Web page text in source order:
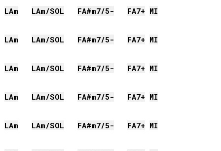
LAm LAm/SOL FA#m7/5- FA7+ MI
LAm LAm/SOL FA#m7/5- FA7+ MI
LAm LAm/SOL FA#m7/5- FA7+ MI
LAm LAm/SOL FA#m7/5- FA7+ MI
LAm LAm/SOL FA#m7/5- FA7+ MI